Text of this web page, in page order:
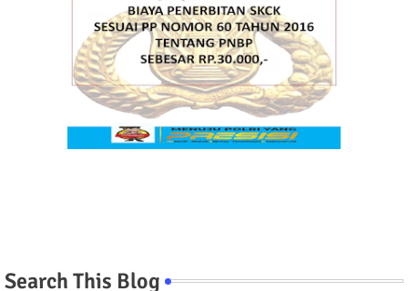
Search This Blog